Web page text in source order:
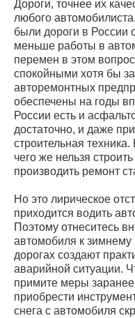
Дороги, точнее их
любого
были дороги в России
меньше работы в
перемен в этом
спокойными хотя бы
авторемонтных
обеспечены на годы
России есть и
достаточно, и даже
строительная
чего же нельзя
производить ремонт
Но это лирическое
приходится водить
Поэтому отнеситесь
автомобиля к
дорогах создают
аварийной ситуации.
примите меры
приобрести
снега с автомобиля